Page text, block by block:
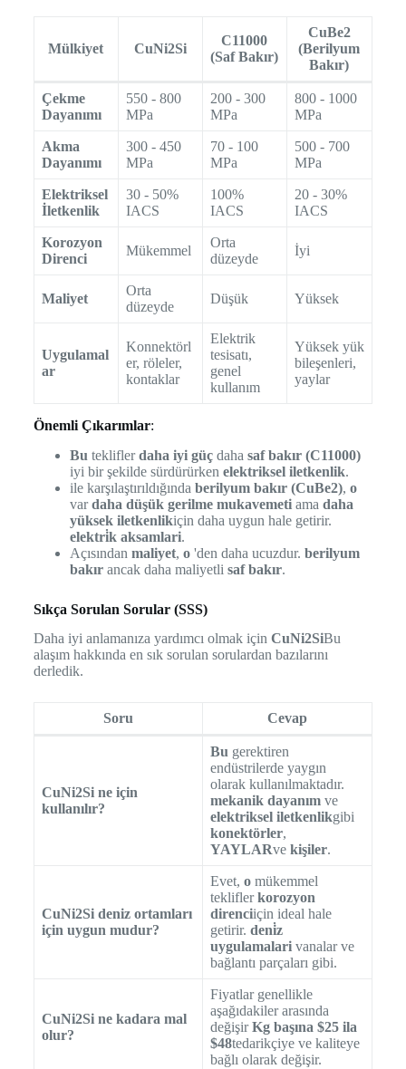
Mülkiyet CuNi2Si
C11000
(Saf Bakır)
CuBe2
(Berilyum
Bakır)
Çekme
Dayanımı
550 - 800
MPa
200 - 300
MPa
800 - 1000
MPa
Akma
Dayanımı
300 - 450
MPa
70 - 100
MPa
500 - 700
MPa
Elektriksel
İletkenlik
30 - 50%
IACS
100%
IACS
20 - 30%
IACS
Korozyon
Direnci
Mükemmel
Orta
düzeyde
İyi
Maliyet
Orta
düzeyde
Düşük Yüksek
Uygulamal
ar
Konnektörl
er, röleler,
kontaklar
Elektrik
tesisatı,
genel
kullanım
Yüksek yük
bileşenleri,
yaylar
Önemli Çıkarımlar:
Bu tekliflerdaha iyi güçdaha saf bakır (C11000)
iyi bir şekilde sürdürürken elektriksel iletkenlik.
ile karşılaştırıldığında berilyum bakır (CuBe2), o
vardaha düşük gerilme mukavemetiama daha
yüksek iletkenlikiçin daha uygun hale getirir.
elektri̇k aksamlari.
Açısından maliyet, o'den daha ucuzdur. berilyum
bakırancak daha maliyetli saf bakır.
Sıkça Sorulan Sorular (SSS)
Daha iyi anlamanıza yardımcı olmak için CuNi2SiBu
alaşım hakkında en sık sorulan sorulardan bazılarını
derledik.
Soru Cevap
CuNi2Si ne için
kullanılır?
Bugerektiren
endüstrilerde yaygın
olarak kullanılmaktadır.
mekanik dayanımve
elektriksel iletkenlikgibi
konektörler,
YAYLARve kişiler.
CuNi2Si deniz ortamları
için uygun mudur?
Evet, omükemmel
tekliflerkorozyon
direnciiçin ideal hale
getirir. deni̇z
uygulamalarivanalar ve
bağlantı parçaları gibi.
CuNi2Si ne kadara mal
olur?
Fiyatlar genellikle
aşağıdakiler arasında
değişirKg başına $25 ila
$48tedarikçiye ve kaliteye
bağlı olarak değişir.